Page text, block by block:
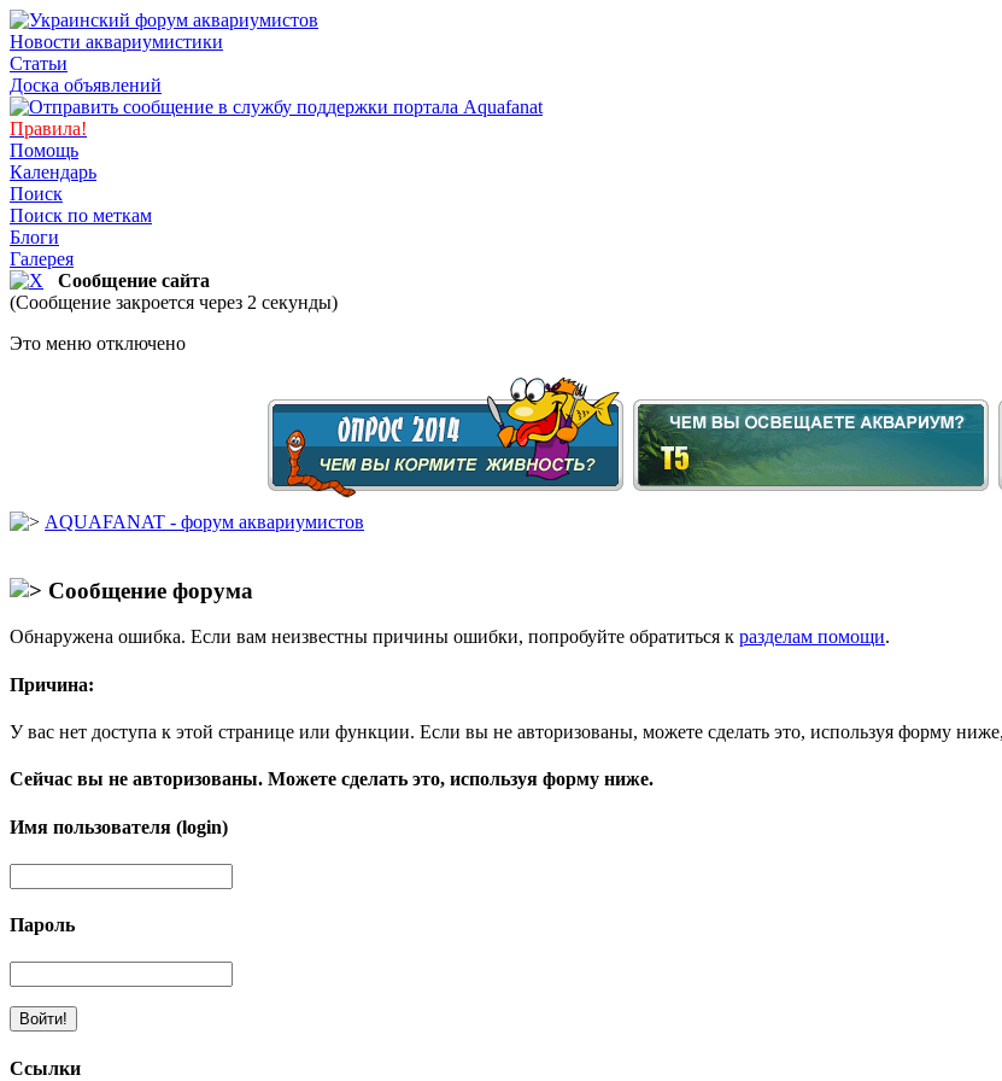
Новости аквариумистики
Статьи
Доска объявлений
Правила!
Помощь
Календарь
Поиск
Поиск по меткам
Блоги
Галерея
Сообщение сайта
(Сообщение закроется через 2 секунды)
Это меню отключено
AQUAFANAT - форум аквариумистов
Сообщение форума
Обнаружена ошибка. Если вам неизвестны причины ошибки, попробуйте обратиться к разделам помощи.
Причина:
У вас нет доступа к этой странице или функции. Если вы не авторизованы, можете сделать это, используя форму
Сейчас вы не авторизованы. Можете сделать это, используя форму ниже.
Имя пользователя (login)
Пароль
Ссылки